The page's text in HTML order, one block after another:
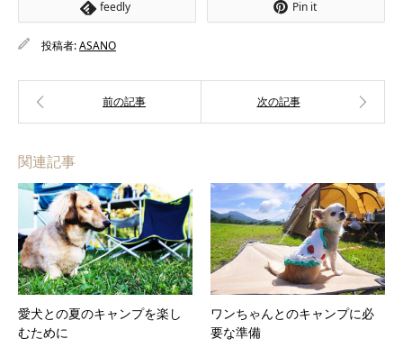
feedly Pin it
投稿者:ASANO
関連記事
愛犬との夏のキャンプを楽し
むために
ワンちゃんとのキャンプに必
要な準備